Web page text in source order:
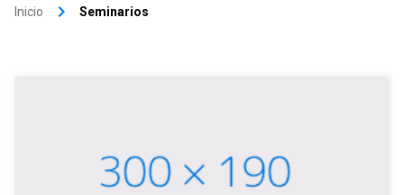
Inicio keyboard_arrow_right Seminarios